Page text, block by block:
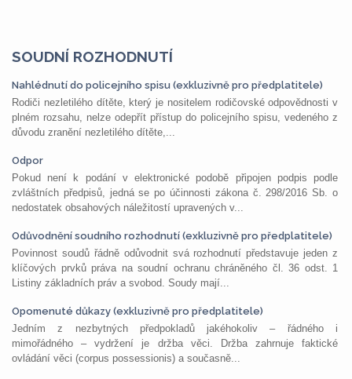
SOUDNÍ ROZHODNUTÍ
Nahlédnutí do policejního spisu (exkluzivně pro předplatitele)
Rodiči nezletilého dítěte, který je nositelem rodičovské odpovědnosti v
plném rozsahu, nelze odepřít přístup do policejního spisu, vedeného z
důvodu zranění nezletilého dítěte,...
Odpor
Pokud není k podání v elektronické podobě připojen podpis podle
zvláštních předpisů, jedná se po účinnosti zákona č. 298/2016 Sb. o
nedostatek obsahových náležitostí upravených v...
Odůvodnění soudního rozhodnutí (exkluzivně pro předplatitele)
Povinnost soudů řádně odůvodnit svá rozhodnutí představuje jeden z
klíčových prvků práva na soudní ochranu chráněného čl. 36 odst. 1
Listiny základních práv a svobod. Soudy mají...
Opomenuté důkazy (exkluzivně pro předplatitele)
Jedním z nezbytných předpokladů jakéhokoliv – řádného i
mimořádného – vydržení je držba věci. Držba zahrnuje faktické
ovládání věci (corpus possessionis) a současně...